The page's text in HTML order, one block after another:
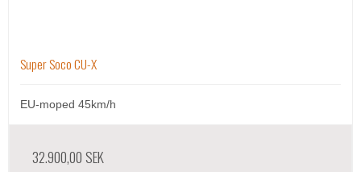
Super Soco CU-X
EU-moped 45km/h
32.900,00 SEK